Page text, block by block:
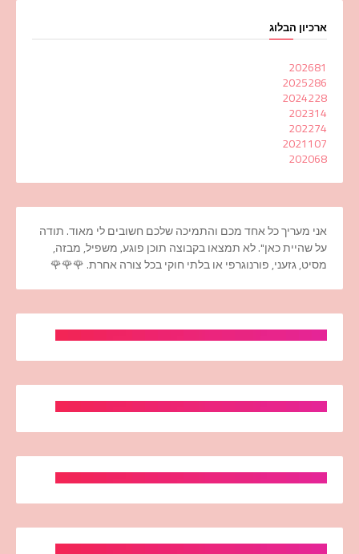
ארכיון הבלוג
202681
2025286
2024228
202314
202274
2021107
202068
אני מעריך כל אחד מכם והתמיכה שלכם חשובים לי מאוד. תודה
על שהיית כאן". לא תמצאו בקבוצה תוכן פוגע, משפיל, מבזה,
מסיט, גזעני, פורנוגרפי או בלתי חוקי בכל צורה אחרת. 🌹🌹🌹